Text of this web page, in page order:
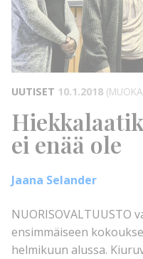
UUTISET 10.1.2018
ei enää ole
Jaana Selander
NUORISOVALTUUSTO
ensimmäiseen
helmikuun alussa.